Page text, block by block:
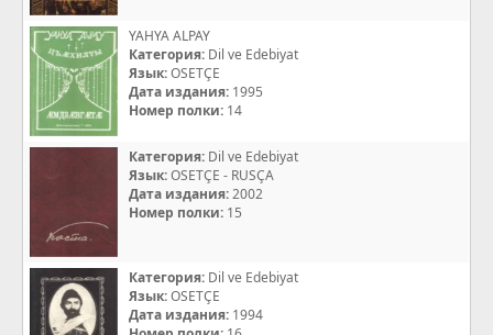
YAHYA ALPAY
Категория: Dil ve Edebiyat
Язык:OSETÇE
Дата издания: 1995
Номер полки: 14
Категория: Dil ve Edebiyat
Язык:OSETÇE - RUSÇA
Дата издания:2002
Номер полки: 15
Категория: Dil ve Edebiyat
Язык:OSETÇE
Дата издания: 1994